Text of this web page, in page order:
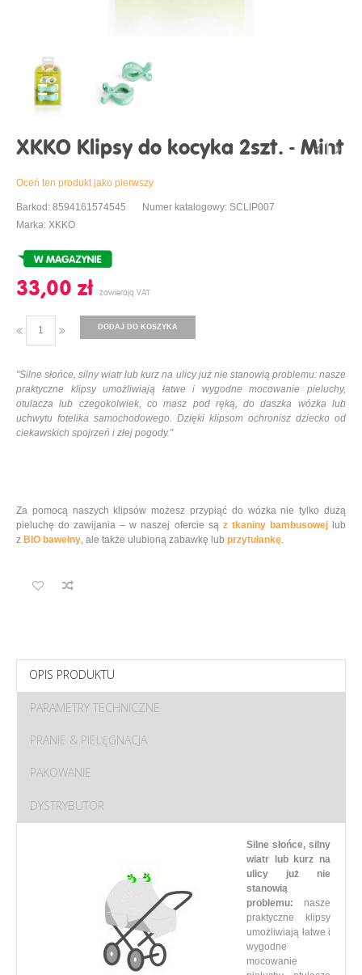
XKKO Klipsy do kocyka 2szt. - Mint
Oceń ten produkt jako pierwszy
Barkod: 8594161574545
Numer katalogowy: SCLIP007
Marka: XKKO
33,00 ‎zł
DODAJ DO KOSZYKA
"Silne słońce, silny wiatr lub kurz na ulicy już nie stanowią problemu: nasze
praktyczne klipsy umożliwiają łatwe i wygodne mocowanie pieluchy,
otulacza lub czegokolwiek, co masz pod ręką, do daszka wózka lub
uchwytu fotelika samochodowego. Dzięki klipsom ochronisz dziecko od
ciekawskich spojrzeń i złej pogody."
Za pomocą naszych klipsów możesz przypiąć do wózka nie tylko dużą
pieluchę do zawijania – w naszej ofercie są z tkaniny bambusowejlub
z BIO bawełny, ale także ulubioną zabawkę lub przytulankę.
OPIS PRODUKTU
PARAMETRY TECHNICZNE
PRANIE & PIELĘGNACJA
PAKOWANIE
DYSTRYBUTOR
Silne słońce, silny
wiatr lub kurz na
ulicy już nie
stanowią
problemu: nasze
praktyczne klipsy
umożliwiają łatwe i
wygodne
mocowanie